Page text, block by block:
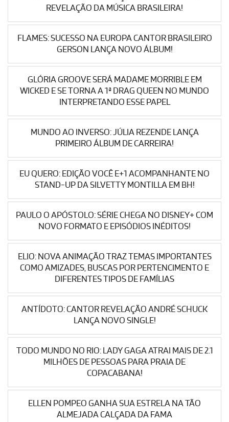
REVELAÇÃO DA MÚSICA BRASILEIRA!
FLAMES: SUCESSO NA EUROPA CANTOR BRASILEIRO
GERSON LANÇA NOVO ÁLBUM!
GLÓRIA GROOVE SERÁ MADAME MORRIBLE EM
WICKED E SE TORNA A 1ª DRAG QUEEN NO MUNDO
INTERPRETANDO ESSE PAPEL
MUNDO AO INVERSO: JÚLIA REZENDE LANÇA
PRIMEIRO ÁLBUM DE CARREIRA!
EU QUERO: EDIÇÃO VOCÊ E+1 ACOMPANHANTE NO
STAND-UP DA SILVETTY MONTILLA EM BH!
PAULO O APÓSTOLO: SÉRIE CHEGA NO DISNEY+ COM
NOVO FORMATO E EPISÓDIOS INÉDITOS!
ELIO: NOVA ANIMAÇÃO TRAZ TEMAS IMPORTANTES
COMO AMIZADES, BUSCAS POR PERTENCIMENTO E
DIFERENTES TIPOS DE FAMÍLIAS
ANTÍDOTO: CANTOR REVELAÇÃO ANDRÉ SCHUCK
LANÇA NOVO SINGLE!
TODO MUNDO NO RIO: LADY GAGA ATRAI MAIS DE 2.1
MILHÕES DE PESSOAS PARA PRAIA DE
COPACABANA!
ELLEN POMPEO GANHA SUA ESTRELA NA TÃO
ALMEJADA CALÇADA DA FAMA